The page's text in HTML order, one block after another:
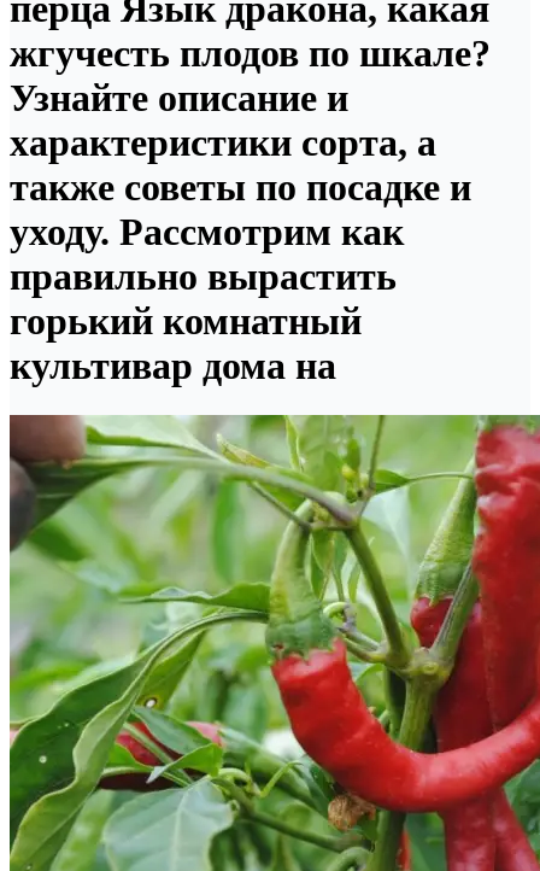
перца Язык дракона, какая
жгучесть плодов по шкале?
Узнайте описание и
характеристики сорта, а
также советы по посадке и
уходу. Рассмотрим как
правильно вырастить
горький комнатный
культивар дома на